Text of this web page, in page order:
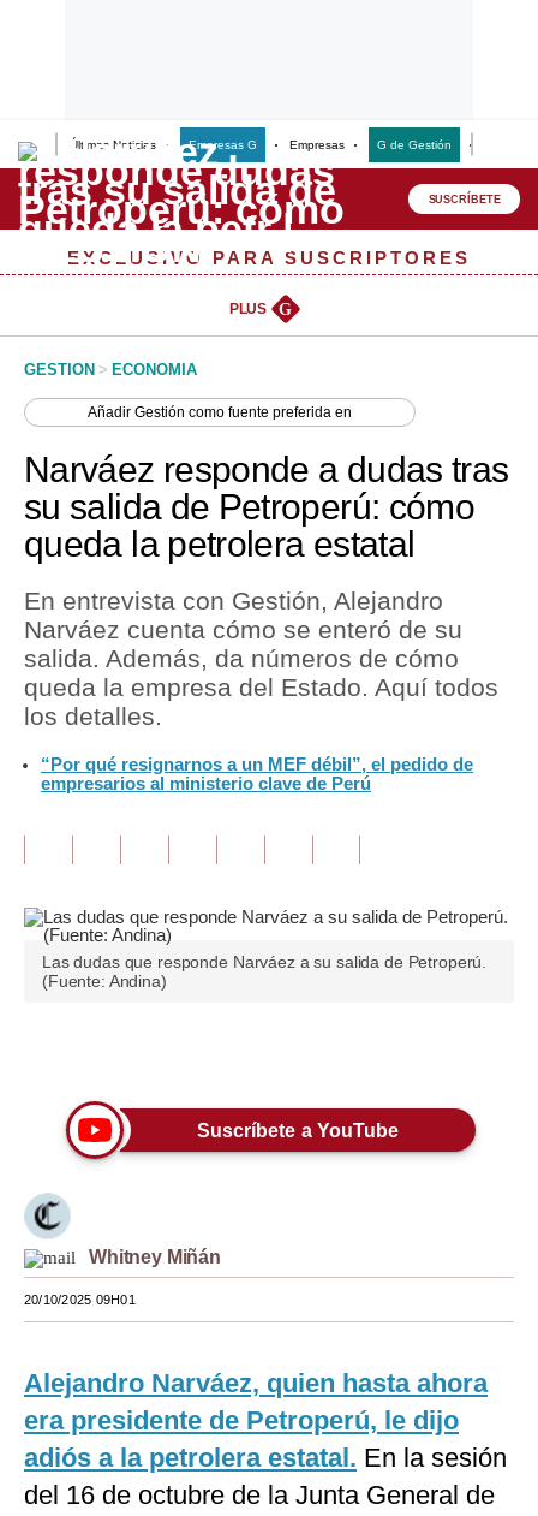
Últimas Noticias Empresas G Empresas G de Gestión
Lo último
Peru Quiosco
Management & Empleo
Perú
Política
Finanzas Personales
Inmobiliarias
Plus G
Opinión
Blogs
Tendencias
Moda
Estilos
Mundo
EEUU
México
Internacional
Tecnología
Club del Suscriptor
SUSCRÍBETE
EXCLUSIVO PARA SUSCRIPTORES
PLUS G
GESTION > ECONOMIA
AñadirGestión como fuente preferida en
Narváez responde a dudas tras
su salida de Petroperú: cómo
queda la petrolera estatal
En entrevista con Gestión, Alejandro
Narváez cuenta cómo se enteró de su
salida. Además, da números de cómo
queda la empresa del Estado. Aquí todos
los detalles.
“Por qué resignarnos a un MEF débil”, el pedido de
empresarios al ministerio clave de Perú
Las dudas que responde Narváez a su salida de Petroperú.
(Fuente: Andina)
Suscríbete a YouTube
Whitney Miñán
20/10/2025 09H01
Alejandro Narváez, quien hasta ahora
era presidente de Petroperú, le dijo
adiós a la petrolera estatal. En la sesión
del 16 de octubre de la Junta General de